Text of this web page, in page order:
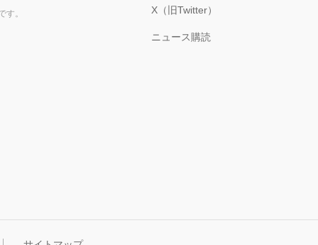
す。
X（旧Twitter）
ニュース購読